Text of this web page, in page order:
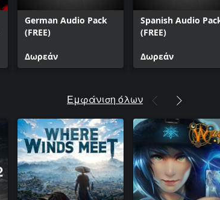
German Audio Pack
(FREE)
Δωρεάν
Spanish Audio
(FREE)
Δωρεάν
Εμφάνιση όλων